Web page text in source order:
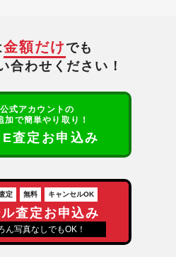
金額だけ でも
合わせください！
式アカウントの
加で簡単やり取り！
査定お申込み
定 無料 キャンセルOK
査定お申込み
ん写真なしでもOK！